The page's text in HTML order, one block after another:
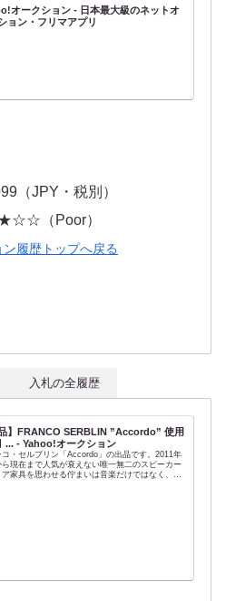
オークション - 日本最大級のネットオ
ョン・フリマアプリ
（JPY・税別）
★☆☆（Poor）
履歴トップへ戻る
入札の全履歴
品】FRANCO SERBLIN ”Accordo” 使用
... - Yahoo!オークション
コ・セルブリン「Accordo」の出品です。2011年
ら現在まで人気が衰えない唯一無二のスピーカー
ア家具を思わせる佇まいは音楽だけではなく、生